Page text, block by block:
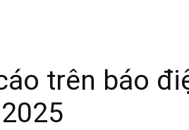
trên báo